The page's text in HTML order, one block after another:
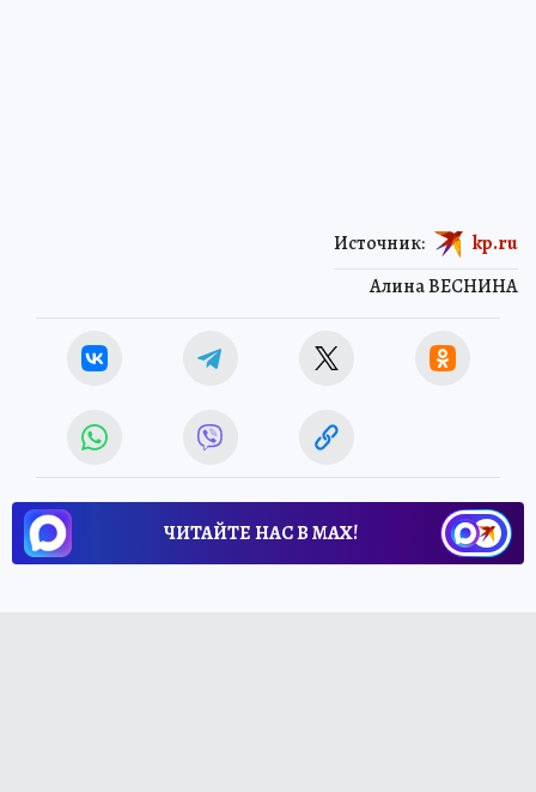
Алина ВЕСНИНА
Источник: kp.ru
ЧИТАЙТЕ НАС В МАХ!